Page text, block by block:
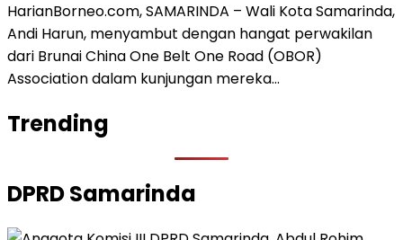
HarianBorneo.com, SAMARINDA – Wali Kota Samarinda,
Andi Harun, menyambut dengan hangat perwakilan
dari Brunai China One Belt One Road (OBOR)
Association dalam kunjungan mereka…
Trending
DPRD Samarinda